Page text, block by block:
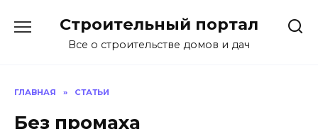
содержанию
Строительный портал
Все о строительстве домов и дач
ГЛАВНАЯ » СТАТЬИ
Без промаха